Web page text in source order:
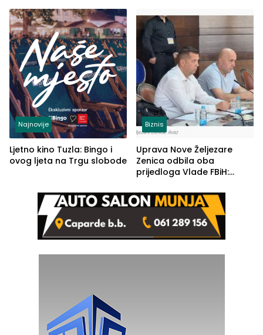
(FOTO)
Najnovije
Ljetno kino Tuzla: Bingo i
ovog ljeta na Trgu slobode
Biznis
Uprava Nove Željezare
Zenica odbila oba
prijedloga Vlade FBiH:
rješenje